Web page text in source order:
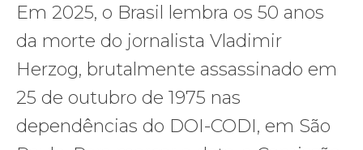
Em 2025, o Brasil lembra os 50 anos
da morte do jornalista Vladimir
Herzog, brutalmente assassinado em
25 de outubro de 1975 nas
dependências do DOI-CODI, em São